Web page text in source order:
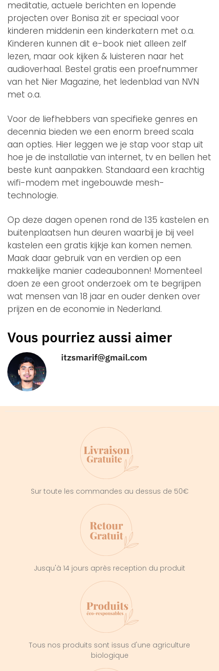
meditatie, actuele berichten en lopende
projecten over Bonisa zit er speciaal voor
kinderen middenin een kinderkatern met o.a.
Kinderen kunnen dit e-book niet alleen zelf
lezen, maar ook kijken & luisteren naar het
audioverhaal. Bestel gratis een proefnummer
van het Nier Magazine, het ledenblad van NVN
met o.a.
Voor de liefhebbers van specifieke genres en
decennia bieden we een enorm breed scala
aan opties. Hier leggen we je stap voor stap uit
hoe je de installatie van internet, tv en bellen het
beste kunt aanpakken. Standaard een krachtig
wifi-modem met ingebouwde mesh-
technologie.
Op deze dagen openen rond de 135 kastelen en
buitenplaatsen hun deuren waarbij je bij veel
kastelen een gratis kijkje kan komen nemen.
Maak daar gebruik van en verdien op een
makkelijke manier cadeaubonnen! Momenteel
doen ze een groot onderzoek om te begrijpen
wat mensen van 18 jaar en ouder denken over
prijzen en de economie in Nederland.
Vous pourriez aussi aimer
itzsmarif@gmail.com
Sur toute les commandes au dessus de 50€
Jusqu'à 14 jours après reception du produit
Tous nos produits sont issus d'une agriculture
biologique